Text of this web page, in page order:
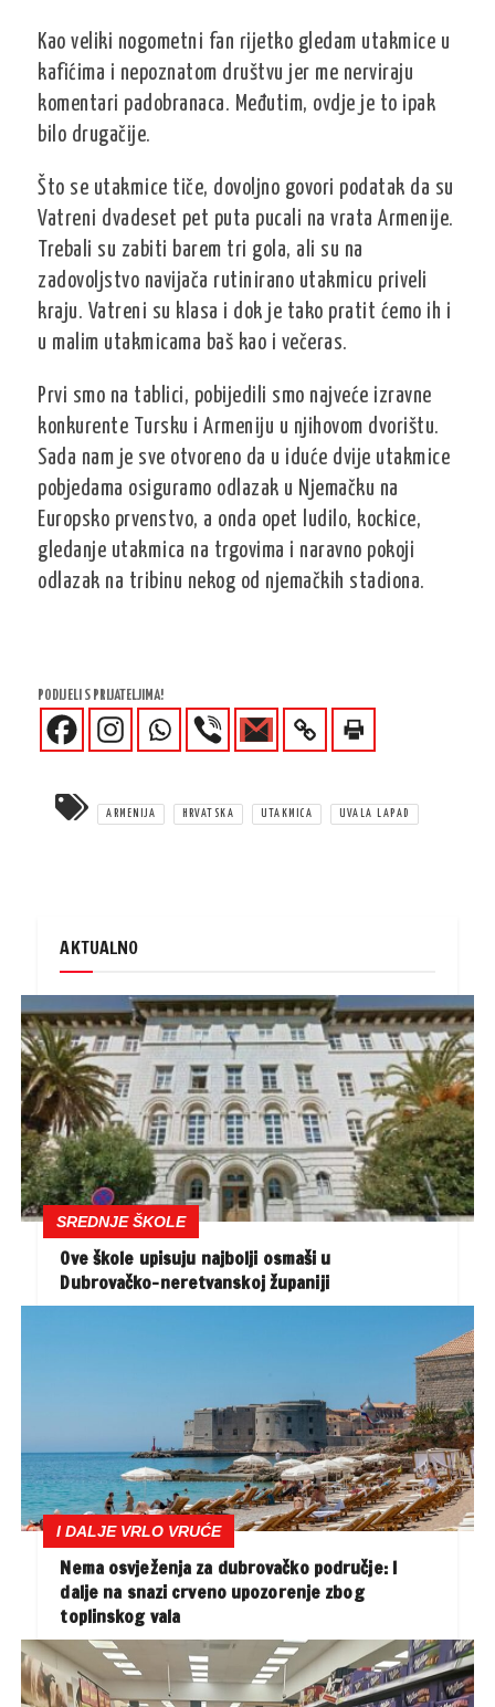
Kao veliki nogometni fan rijetko gledam utakmice u
kafićima i nepoznatom društvu jer me nerviraju
komentari padobranaca. Međutim, ovdje je to ipak
bilo drugačije.
Što se utakmice tiče, dovoljno govori podatak da su
Vatreni dvadeset pet puta pucali na vrata Armenije.
Trebali su zabiti barem tri gola, ali su na
zadovoljstvo navijača rutinirano utakmicu priveli
kraju. Vatreni su klasa i dok je tako pratit ćemo ih i
u malim utakmicama baš kao i večeras.
Prvi smo na tablici, pobijedili smo najveće izravne
konkurente Tursku i Armeniju u njihovom dvorištu.
Sada nam je sve otvoreno da u iduće dvije utakmice
pobjedama osiguramo odlazak u Njemačku na
Europsko prvenstvo, a onda opet ludilo, kockice,
gledanje utakmica na trgovima i naravno pokoji
odlazak na tribinu nekog od njemačkih stadiona.
PODIJELI S PRIJATELJIMA!
ARMENIJA HRVATSKA UTAKMICA UVALA LAPAD
AKTUALNO
SREDNJE ŠKOLE
Ove škole upisuju najbolji osmaši u
Dubrovačko-neretvanskoj županiji
I DALJE VRLO VRUĆE
Nema osvježenja za dubrovačko područje: I
dalje na snazi crveno upozorenje zbog
toplinskog vala